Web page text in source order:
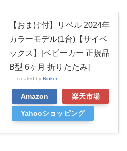
【おまけ付】リベル 2024年
カラーモデル(1台)【サイベ
ックス】[ベビーカー 正規品
B型 6ヶ月 折りたたみ]
created by Rinker
Amazon 楽天市場
Yahooショッピング